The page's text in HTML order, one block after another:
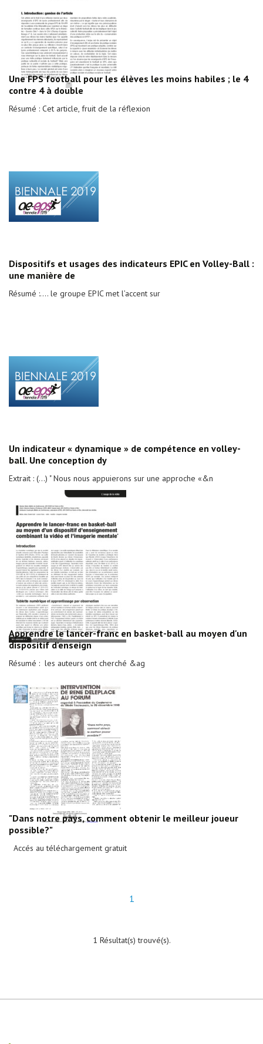
Une FPS football pour les élèves les moins habiles ; le 4
contre 4 à double
Résumé : Cet article, fruit de la réflexion
Dispositifs et usages des indicateurs EPIC en Volley-Ball :
une manière de
Résumé :.... le groupe EPIC met l’accent sur
Un indicateur « dynamique » de compétence en volley-
ball. Une conception dy
Extrait : (...) " Nous nous appuierons sur une approche «&n
Apprendre le lancer-franc en basket-ball au moyen d'un
dispositif d'enseign
Résumé : les auteurs ont cherché &ag
"Dans notre pays, comment obtenir le meilleur joueur
possible?"
Accés au téléchargement gratuit
1
1 Résultat(s) trouvé(s).